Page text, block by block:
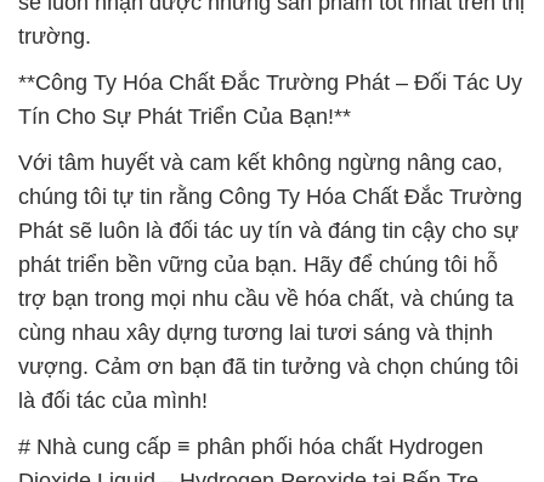
Với tâm huyết và cam kết không ngừng nâng cao,
chúng tôi tự tin rằng Công Ty Hóa Chất Đắc Trường
Phát sẽ luôn là đối tác uy tín và đáng tin cậy cho sự
phát triển bền vững của bạn. Hãy để chúng tôi hỗ
trợ bạn trong mọi nhu cầu về hóa chất, và chúng ta
cùng nhau xây dựng tương lai tươi sáng và thịnh
vượng. Cảm ơn bạn đã tin tưởng và chọn chúng tôi
là đối tác của mình!
# Nhà cung cấp ≡ phân phối hóa chất Hydrogen
Dioxide Liquid – Hydrogen Peroxide tại Bến Tre
# Công ty bán › cung cấp hóa chất Hydrogen
Dioxide Liquid – Hydrogen Peroxide tại Bến Tre
# Nhà cung cấp π thương mại hóa chất Hydrogen
Dioxide Liquid – Hydrogen Peroxide tại Bến Tre